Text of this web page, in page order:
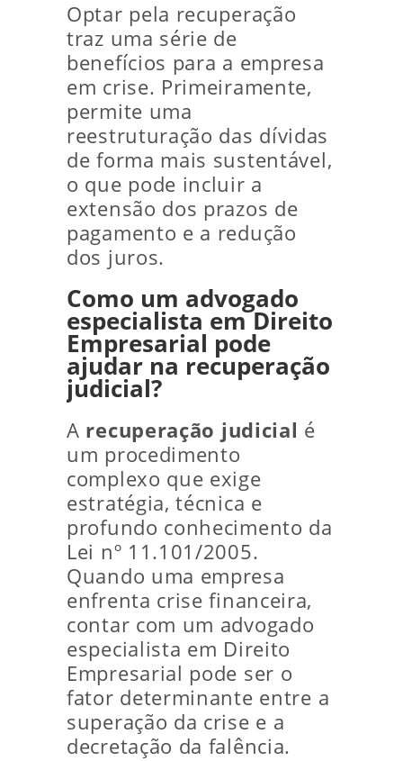
Optar pela recuperação
traz uma série de
benefícios para a empresa
em crise. Primeiramente,
permite uma
reestruturação das dívidas
de forma mais sustentável,
o que pode incluir a
extensão dos prazos de
pagamento e a redução
dos juros.
Como um advogado
especialista em Direito
Empresarial pode
ajudar na recuperação
judicial?
A recuperação judicial é
um procedimento
complexo que exige
estratégia, técnica e
profundo conhecimento da
Lei nº 11.101/2005.
Quando uma empresa
enfrenta crise financeira,
contar com um advogado
especialista em Direito
Empresarial pode ser o
fator determinante entre a
superação da crise e a
decretação da falência.